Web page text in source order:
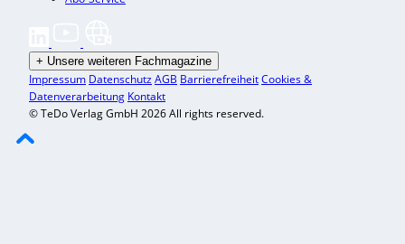
+ Unsere weiteren Fachmagazine
Impressum DatenschutzAGB BarrierefreiheitCookies &
Datenverarbeitung Kontakt
© TeDo Verlag GmbH 2026 All rights reserved.